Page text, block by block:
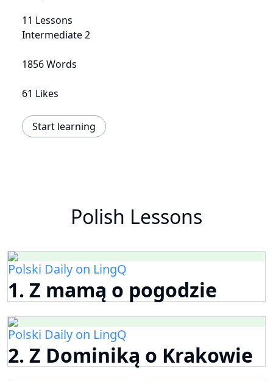
11 Lessons
Intermediate 2
1856 Words
61 Likes
Start learning
Polish Lessons
Polski Daily on LingQ
1. Z mamą o pogodzie
Polski Daily on LingQ
2. Z Dominiką o Krakowie